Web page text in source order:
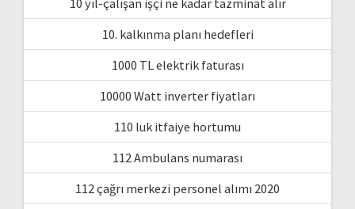
10. kalkınma planı hedefleri
1000 TL elektrik faturası
10000 Watt inverter fiyatları
110 luk itfaiye hortumu
112 Ambulans numarası
112 çağrı merkezi personel alımı 2020